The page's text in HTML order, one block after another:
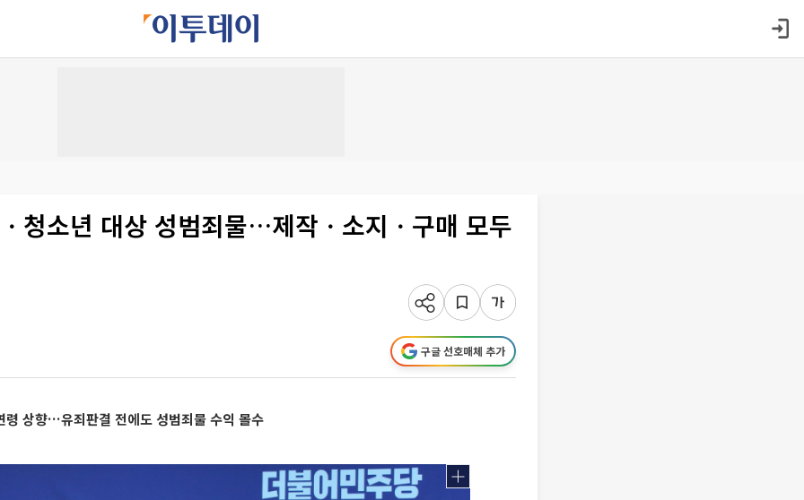
청소년 대상 성범죄물…제작ㆍ소지ㆍ구매 모두
구글 선호매체 추가
령 상향…유죄판결 전에도 성범죄물 수익 몰수